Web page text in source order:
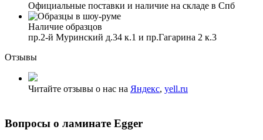
Официальные поставки и наличие на складе в Спб
Наличие образцов
пр.2-й Муринский д.34 к.1 и пр.Гагарина 2 к.3
Отзывы
Читайте отзывы о нас на Яндекс, yell.ru
Вопросы о ламинате Egger